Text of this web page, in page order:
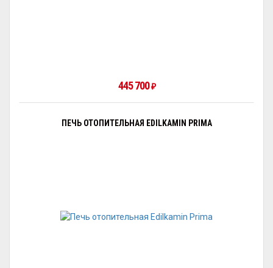
445 700 ₽
ПЕЧЬ ОТОПИТЕЛЬНАЯ EDILKAMIN PRIMA